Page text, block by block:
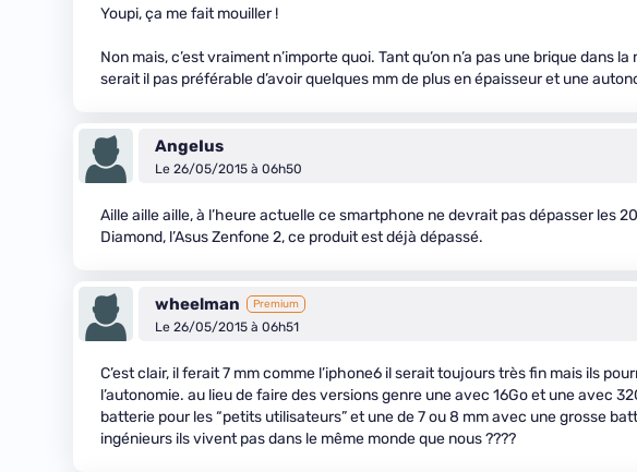
Youpi, ça me fait mouiller !
Non mais, c’est vraiment n’importe quoi. Tant qu’on n’a pas une brique dans
serait il pas préférable d’avoir quelques mm de plus en épaisseur et une
AngeIus
Le 26/05/2015 à 06h50
Aille aille aille, à l’heure actuelle ce smartphone ne devrait pas dépasser les
Diamond, l’Asus Zenfone 2, ce produit est déjà dépassé.
wheelman Premium
Le 26/05/2015 à 06h51
C’est clair, il ferait 7 mm comme l’iphone6 il serait toujours très fin mais ils
l’autonomie. au lieu de faire des versions genre une avec 16Go et une avec
batterie pour les “petits utilisateurs” et une de 7 ou 8 mm avec une grosse
ingénieurs ils vivent pas dans le même monde que nous ????